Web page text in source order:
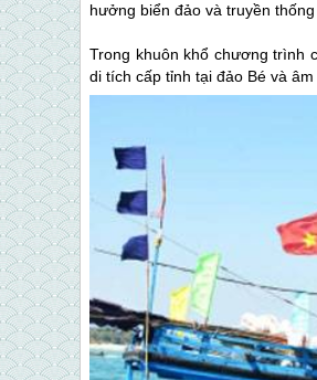
hưởng biển đảo và truyền
Trong khuôn khổ chương trình
di tích cấp tỉnh tại đảo Bé và